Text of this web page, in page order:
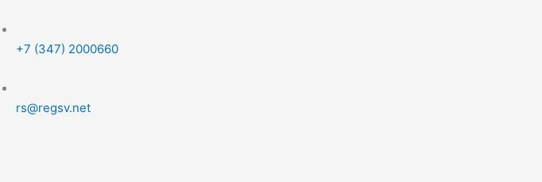
+7 (347) 2000660
rs@regsv.net